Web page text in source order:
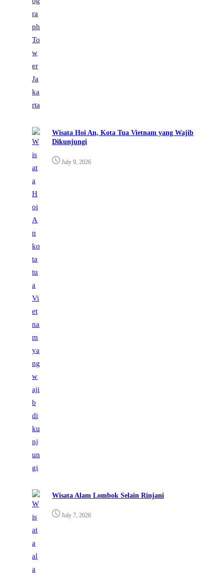
Wisata Hoi An, Kota Tua Vietnam yang Wajib
Dikunjungi
July 9, 2026
Wisata Alam Lombok Selain Rinjani
July 7, 2026